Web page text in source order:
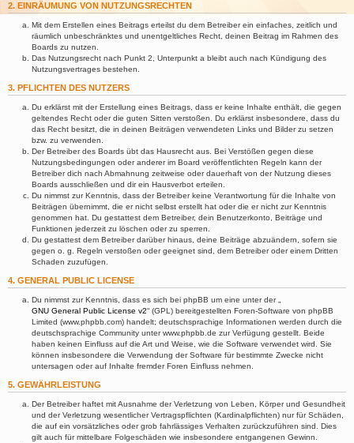
2. EINRÄUMUNG VON NUTZUNGSRECHTEN
Mit dem Erstellen eines Beitrags erteilst du dem Betreiber ein einfaches, zeitlich und
räumlich unbeschränktes und unentgeltliches Recht, deinen Beitrag im Rahmen des
Boards zu nutzen.
Das Nutzungsrecht nach Punkt 2, Unterpunkt a bleibt auch nach Kündigung des
Nutzungsvertrages bestehen.
3. PFLICHTEN DES NUTZERS
Du erklärst mit der Erstellung eines Beitrags, dass er keine Inhalte enthält, die gegen
geltendes Recht oder die guten Sitten verstoßen. Du erklärst insbesondere, dass du
das Recht besitzt, die in deinen Beiträgen verwendeten Links und Bilder zu setzen
bzw. zu verwenden.
Der Betreiber des Boards übt das Hausrecht aus. Bei Verstößen gegen diese
Nutzungsbedingungen oder anderer im Board veröffentlichten Regeln kann der
Betreiber dich nach Abmahnung zeitweise oder dauerhaft von der Nutzung dieses
Boards ausschließen und dir ein Hausverbot erteilen.
Du nimmst zur Kenntnis, dass der Betreiber keine Verantwortung für die Inhalte von
Beiträgen übernimmt, die er nicht selbst erstellt hat oder die er nicht zur Kenntnis
genommen hat. Du gestattest dem Betreiber, dein Benutzerkonto, Beiträge und
Funktionen jederzeit zu löschen oder zu sperren.
Du gestattest dem Betreiber darüber hinaus, deine Beiträge abzuändern, sofern sie
gegen o. g. Regeln verstoßen oder geeignet sind, dem Betreiber oder einem Dritten
Schaden zuzufügen.
4. GENERAL PUBLIC LICENSE
Du nimmst zur Kenntnis, dass es sich bei phpBB um eine unter der „
GNU General Public License v2“ (GPL) bereitgestellten Foren-Software von phpBB
Limited (www.phpbb.com) handelt; deutschsprachige Informationen werden durch die
deutschsprachige Community unter www.phpbb.de zur Verfügung gestellt. Beide
haben keinen Einfluss auf die Art und Weise, wie die Software verwendet wird. Sie
können insbesondere die Verwendung der Software für bestimmte Zwecke nicht
untersagen oder auf Inhalte fremder Foren Einfluss nehmen.
5. GEWÄHRLEISTUNG
Der Betreiber haftet mit Ausnahme der Verletzung von Leben, Körper und Gesundheit
und der Verletzung wesentlicher Vertragspflichten (Kardinalpflichten) nur für Schäden,
die auf ein vorsätzliches oder grob fahrlässiges Verhalten zurückzuführen sind. Dies
gilt auch für mittelbare Folgeschäden wie insbesondere entgangenen Gewinn.